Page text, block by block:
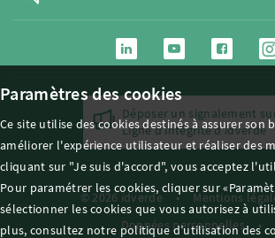
Déposer un signalement
Ligne d'intégrité d'idverde
© 2026idverde
Mentions
Données personnelles
Paramètres des cookies
Ce site utilise des cookies destinés à assurer
améliorer l'expérience utilisateur et réaliser des
cliquant sur "Je suis d'accord", vous acceptez
Pour paramétrer les cookies, cliquer sur
sélectionner les cookies que vous autorisez à
plus, consultez notre politique d’utilisation des